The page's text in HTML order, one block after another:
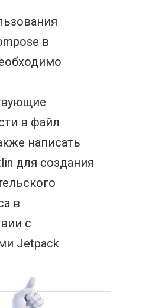
в
в файл
написать
для создания
в
с
Jetpack